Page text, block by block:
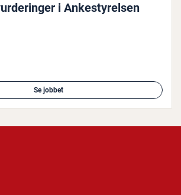
i An­ke­sty­rel­sen
Se jobbet